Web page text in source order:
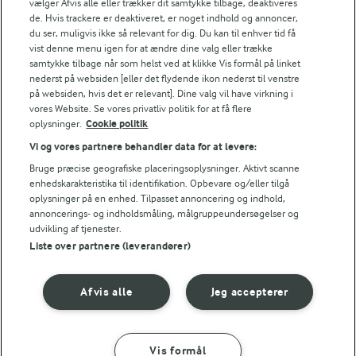
Andre gode forslag
15 MIN
Smoothie bowl
FØLG MED PÅ INSTAGRAM
Få madinspiration, tips
vælger Afvis alle eller trækker dit samtykke tilbage, deaktiveres
de. Hvis trackere er deaktiveret, er noget indhold og annoncer,
du ser, muligvis ikke så relevant for dig. Du kan til enhver tid få
vist denne menu igen for at ændre dine valg eller trække
samtykke tilbage når som helst ved at klikke Vis formål på linket
nederst på websiden [eller det flydende ikon nederst til venstre
på websiden, hvis det er relevant]. Dine valg vil have virkning i
vores Website. Se vores privatliv politik for at få flere
oplysninger. Cookie politik
Vi og vores partnere behandler data for at levere:
Bruge præcise geografiske placeringsoplysninger. Aktivt scanne
enhedskarakteristika til identifikation. Opbevare og/eller tilgå
oplysninger på en enhed. Tilpasset annoncering og indhold,
annoncerings- og indholdsmåling, målgruppeundersøgelser og
udvikling af tjenester.
Liste over partnere (leverandører)
Jeg accepterer
Afvis alle
Vis formål